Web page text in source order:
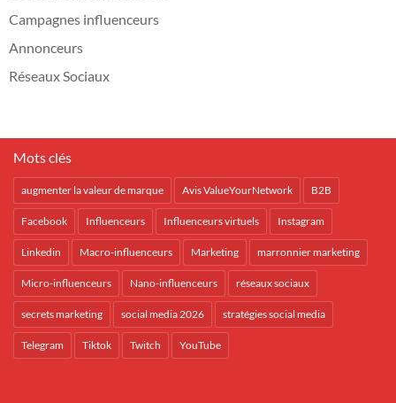
Campagnes influenceurs
Annonceurs
Réseaux Sociaux
Mots clés
augmenter la valeur de marque Avis ValueYourNetwork B2B
Facebook Influenceurs Influenceurs virtuels Instagram
Linkedin Macro-influenceurs Marketing marronnier marketing
Micro-influenceurs Nano-influenceurs réseaux sociaux
secrets marketing social media 2026 stratégies social media
Telegram Tiktok Twitch YouTube